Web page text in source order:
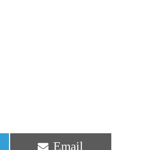
Compartir
Email